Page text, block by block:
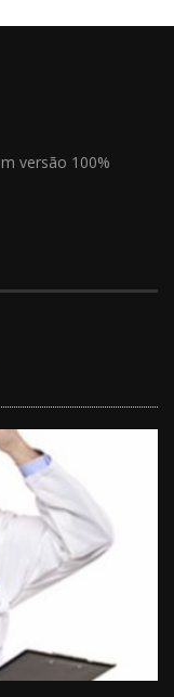
versão 100%